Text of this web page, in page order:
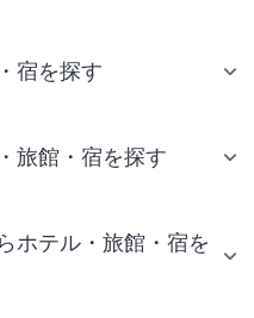
宿を探す
旅館・宿を探す
ホテル・旅館・宿を